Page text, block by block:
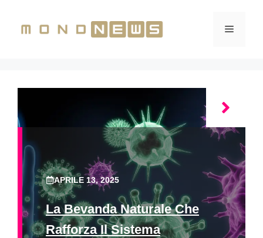
contenuto
Menu
APRILE 13, 2025
La Bevanda Naturale Che
Rafforza Il Sistema